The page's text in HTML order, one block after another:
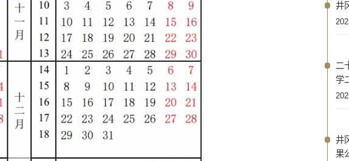
井
二
学
井
果